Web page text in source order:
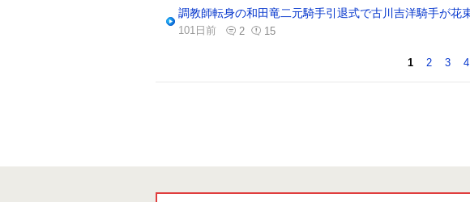
調教師転身の和田竜二元騎手引退式で古川吉洋騎手が花
101日前 2 15
1 2 3 4